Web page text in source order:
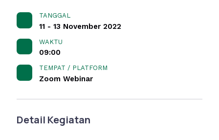
TANGGAL
11 - 13 November 2022
WAKTU
09:00
TEMPAT / PLATFORM
Zoom Webinar
Detail Kegiatan